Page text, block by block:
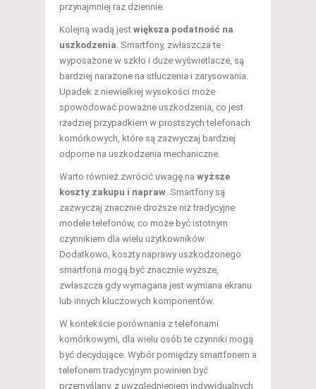
przynajmniej raz dziennie.
Kolejną wadą jest większa podatność na
uszkodzenia. Smartfony, zwłaszcza te
wyposażone w szkło i duże wyświetlacze, są
bardziej narażone na stłuczenia i zarysowania.
Upadek z niewielkiej wysokości może
spowodować poważne uszkodzenia, co jest
rzadziej przypadkiem w prostszych telefonach
komórkowych, które są zazwyczaj bardziej
odporne na uszkodzenia mechaniczne.
Warto również zwrócić uwagę na wyższe
koszty zakupu i napraw. Smartfony są
zazwyczaj znacznie droższe niż tradycyjne
modele telefonów, co może być istotnym
czynnikiem dla wielu użytkowników.
Dodatkowo, koszty naprawy uszkodzonego
smartfona mogą być znacznie wyższe,
zwłaszcza gdy wymagana jest wymiana ekranu
lub innych kluczowych komponentów.
W kontekście porównania z telefonami
komórkowymi, dla wielu osób te czynniki mogą
być decydujące. Wybór pomiędzy smartfonem a
telefonem tradycyjnym powinien być
przemyślany, z uwzględnieniem indywidualnych